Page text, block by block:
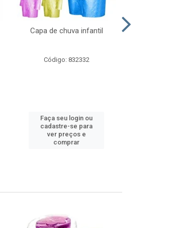
Capa de chuva infantil
Código: 832332
Faça seu login ou
cadastre-se para
ver preços e
comprar